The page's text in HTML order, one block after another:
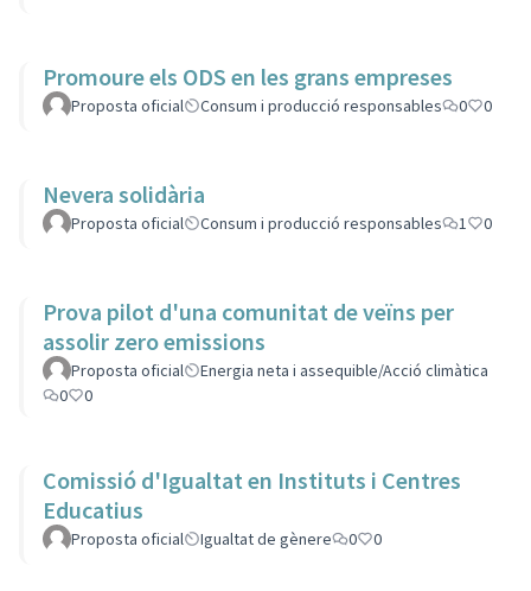
Promoure els ODS en les grans empreses
Proposta oficial Consum i producció responsables 0 0
Nevera solidària
Proposta oficial Consum i producció responsables 1 0
Prova pilot d'una comunitat de veïns per
assolir zero emissions
Proposta oficial
Energia neta i assequible/Acció climàtica
0
0
Comissió d'Igualtat en Instituts i Centres
Educatius
Proposta oficial Igualtat de gènere 0 0